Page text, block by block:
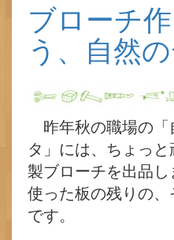
ブローチ
う、自然
昨年秋の職場の「
タ」には、ちょっ
製ブローチを出品
使った板の残りの
です。